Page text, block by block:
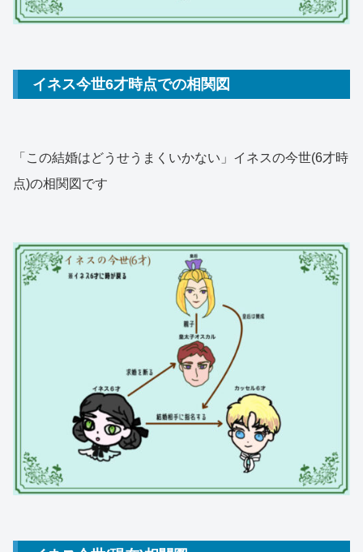
イネス今世6才時点での相関図
「この結婚はどうせうまくいかない」イネスの今世(6才時
点)の相関図です